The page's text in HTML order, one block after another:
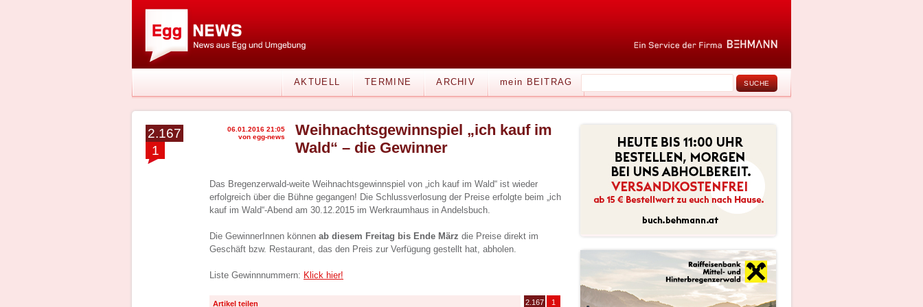
AKTUELL TERMINE ARCHIV mein BEITRAG
2.167
1
06.01.2016 21:05
von egg-news
Weihnachtsgewinnspiel „ich kauf im
Wald“ – die Gewinner
Das Bregenzerwald-weite Weihnachtsgewinnspiel von „ich kauf im Wald“ ist wieder
erfolgreich über die Bühne gegangen! Die Schlussverlosung der Preise erfolgte beim „ich
kauf im Wald“-Abend am 30.12.2015 im Werkraumhaus in Andelsbuch.
Die GewinnerInnen können ab diesem Freitag bis Ende März die Preise direkt im
Geschäft bzw. Restaurant, das den Preis zur Verfügung gestellt hat, abholen.
Liste Gewinnnummern: Klick hier!
Artikel teilen 2.167 1